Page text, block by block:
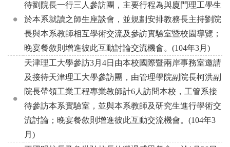
待劉院長一行三人參訪團，主要行程為與廈門理工學生
於本系就讀之師生座談會，並規劃安排教務長主持劉院
長與本系教師相互學術交流及參訪實驗室暨校園導覽；
晚宴餐敘則增進彼此互動討論交流機會。(104年3月)
天津理工大學參訪3月4日由本校國際暨兩岸事務室邀請
及接待天津理工大學參訪團，由管理學院副院長柯洪副
院長帶領工業工程專業教師計6人訪問本校，工管系接
待參訪本系實驗室，並與本系教師及研究生進行學術交
流討論；晚宴餐敘則增進彼此互動交流機會。(104年3
月)